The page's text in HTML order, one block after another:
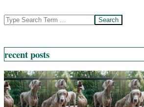
Search
recent posts